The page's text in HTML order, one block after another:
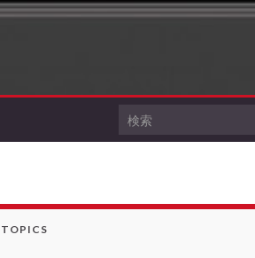
Search for:
TOPICS